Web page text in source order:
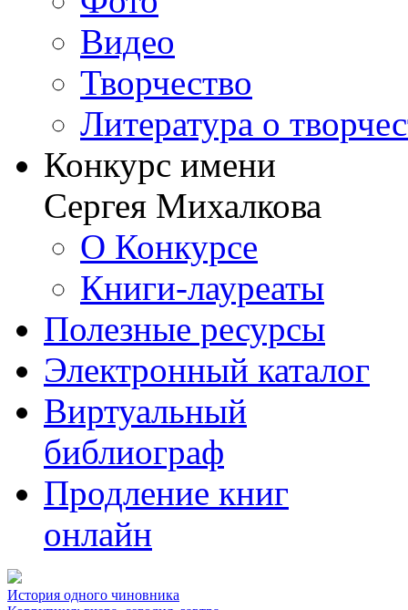
Видео
Творчество
Литература о
Конкурс имени
Сергея Михалкова
О Конкурсе
Книги-лауреаты
Полезные ресурсы
Электронный каталог
Виртуальный
библиограф
Продление книг
онлайн
История одного чиновника